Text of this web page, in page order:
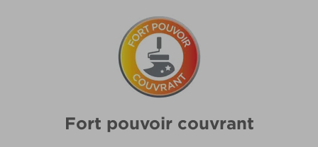
Fort pouvoir couvrant